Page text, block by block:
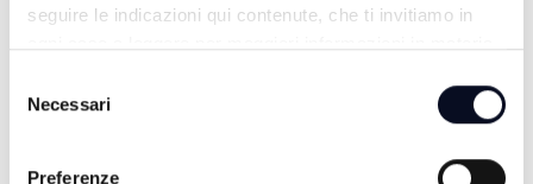
seguire le indicazioni qui contenute, che ti invitiamo in
delNecessari
Preferenze